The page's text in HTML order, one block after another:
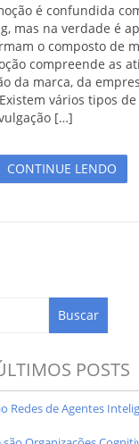
é confundida
mas na verdade é
o composto de
compreende as
da marca, da
vários tipos
[…]
CONTINUE LENDO
POSTS
Redes de Agentes